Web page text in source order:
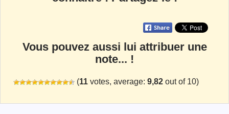
Vous pouvez aussi lui attribuer une
note... !
(11 votes, average: 9,82 out of 10)